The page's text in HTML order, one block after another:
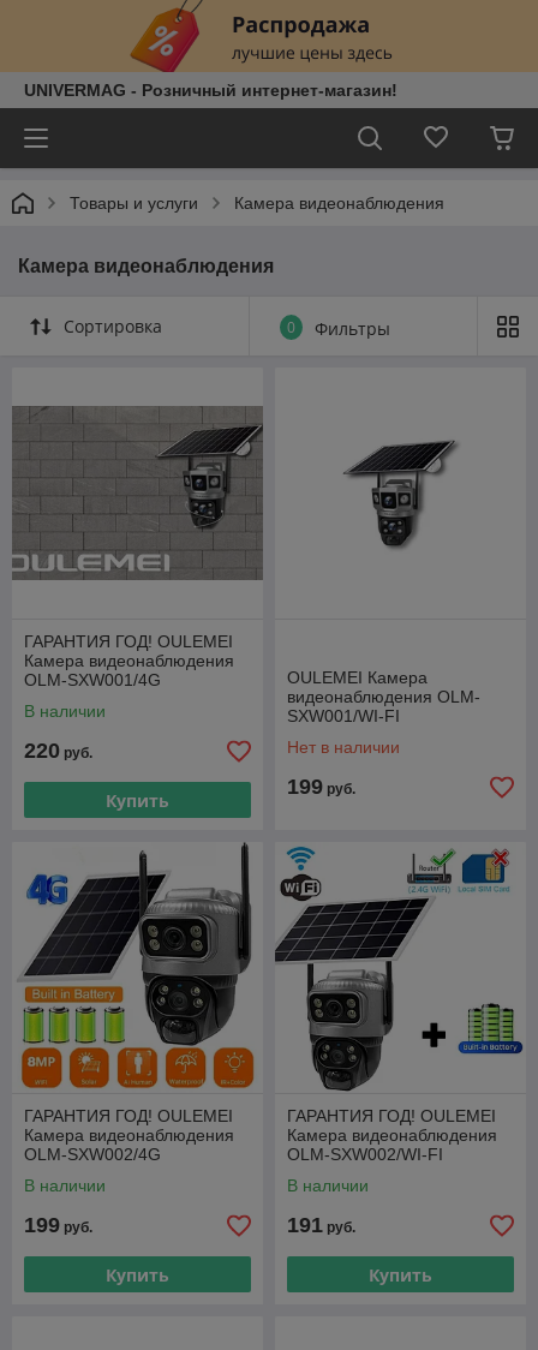
UNIVERMAG - Розничный интернет-магазин!
Товары и услуги Камера видеонаблюдения
Камера видеонаблюдения
Сортировка 0 Фильтры
ГАРАНТИЯ ГОД! OULEMEI
Камера видеонаблюдения
OLM-SXW001/4G
В наличии
220 руб.
Купить
OULEMEI Камера
видеонаблюдения OLM-
SXW001/WI-FI
Нет в наличии
199 руб.
ГАРАНТИЯ ГОД! OULEMEI
Камера видеонаблюдения
OLM-SXW002/4G
В наличии
199 руб.
Купить
ГАРАНТИЯ ГОД! OULEMEI
Камера видеонаблюдения
OLM-SXW002/WI-FI
В наличии
191 руб.
Купить